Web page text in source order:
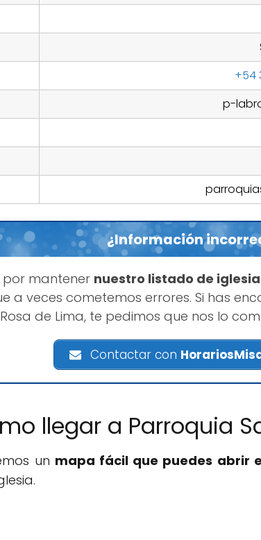
+54
p-
¿Información
por mantener nuestro listado de
a veces cometemos errores. Si has
de Lima, te pedimos que nos lo
Contactar con
llegar a Parroquia
un mapa fácil que puedes abrir